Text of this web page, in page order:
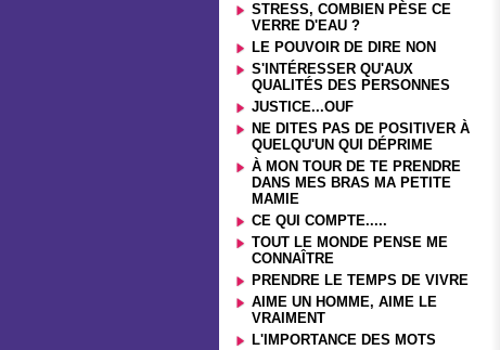
STRESS, COMBIEN PÈSE CE
VERRE D'EAU ?
LE POUVOIR DE DIRE NON
S'INTÉRESSER QU'AUX
QUALITÉS DES PERSONNES
JUSTICE...OUF
NE DITES PAS DE POSITIVER À
QUELQU'UN QUI DÉPRIME
À MON TOUR DE TE PRENDRE
DANS MES BRAS MA PETITE
MAMIE
CE QUI COMPTE.....
TOUT LE MONDE PENSE ME
CONNAÎTRE
PRENDRE LE TEMPS DE VIVRE
AIME UN HOMME, AIME LE
VRAIMENT
L'IMPORTANCE DES MOTS